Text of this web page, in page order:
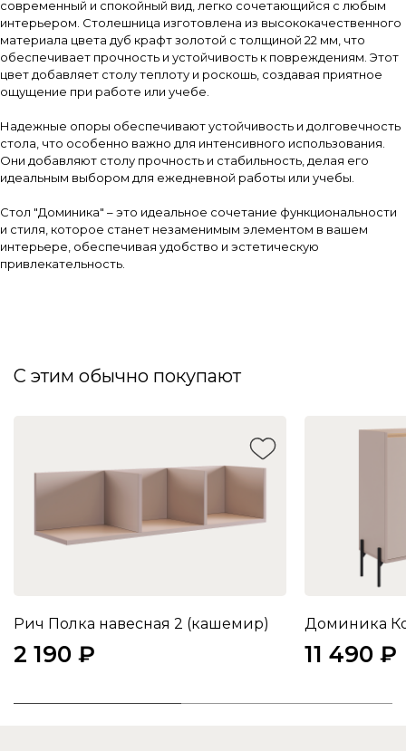
современный и спокойный вид, легко сочетающийся с любым
интерьером. Столешница изготовлена из высококачественного
материала цвета дуб крафт золотой с толщиной 22 мм, что
обеспечивает прочность и устойчивость к повреждениям. Этот
цвет добавляет столу теплоту и роскошь, создавая приятное
ощущение при работе или учебе.
Надежные опоры обеспечивают устойчивость и долговечность
стола, что особенно важно для интенсивного использования.
Они добавляют столу прочность и стабильность, делая его
идеальным выбором для ежедневной работы или учебы.
Стол "Доминика" – это идеальное сочетание функциональности
и стиля, которое станет незаменимым элементом в вашем
интерьере, обеспечивая удобство и эстетическую
привлекательность.
С этим обычно покупают
Рич Полка навесная 2 (кашемир)
2 190 ₽ 11 490 ₽